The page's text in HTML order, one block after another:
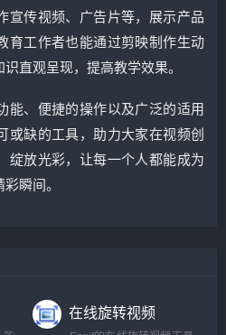
宣传视频、广告片等，展示产品
育工作者也能通过剪映制作生动
直观呈现，提高教学效果。
能、便捷的操作以及广泛的适用
或缺的工具，助力大家在视频创
绽放光彩，让每一个人都能成为
瞬间。
在线旋转视频